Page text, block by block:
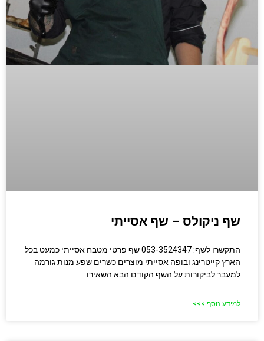
שף ניקולס – שף אסייתי
התקשרו לשף: 053-3524347 שף פרטי מטבח אסייתי כמעט בכל
הארץ קייטרינג ובופה אסייתי מוצרים כשרים שפע מנות גורמה
למעבר לביקורות על השף הקודם הבא השאירו
למידע נוסף >>>